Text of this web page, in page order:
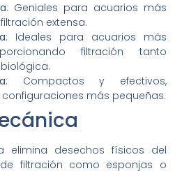
: Geniales para acuarios más
extensa.
: Ideales para acuarios más
filtración tanto
: Compactos y efectivos,
más pequeñas.
elimina desechos físicos del
filtración como esponjas o